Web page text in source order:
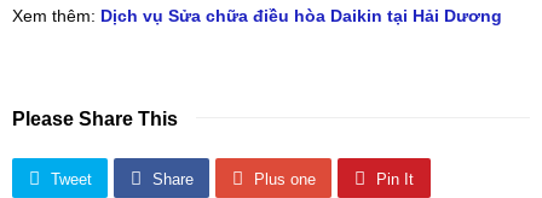
Xem thêm: Dịch vụ Sửa chữa điều hòa Daikin tại Hải Dương
Please Share This
Tweet Share Plus one Pin It